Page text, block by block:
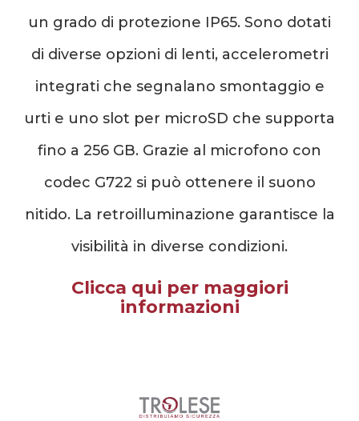
un grado di protezione IP65. Sono dotati
di diverse opzioni di lenti, accelerometri
integrati che segnalano smontaggio e
urti e uno slot per microSD che supporta
fino a 256 GB. Grazie al microfono con
codec G722 si può ottenere il suono
nitido. La retroilluminazione garantisce la
visibilità in diverse condizioni.
Clicca qui per maggiori
informazioni